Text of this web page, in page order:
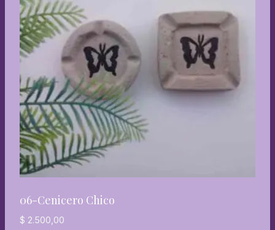
06-Cenicero Chico
$ 2.500,00